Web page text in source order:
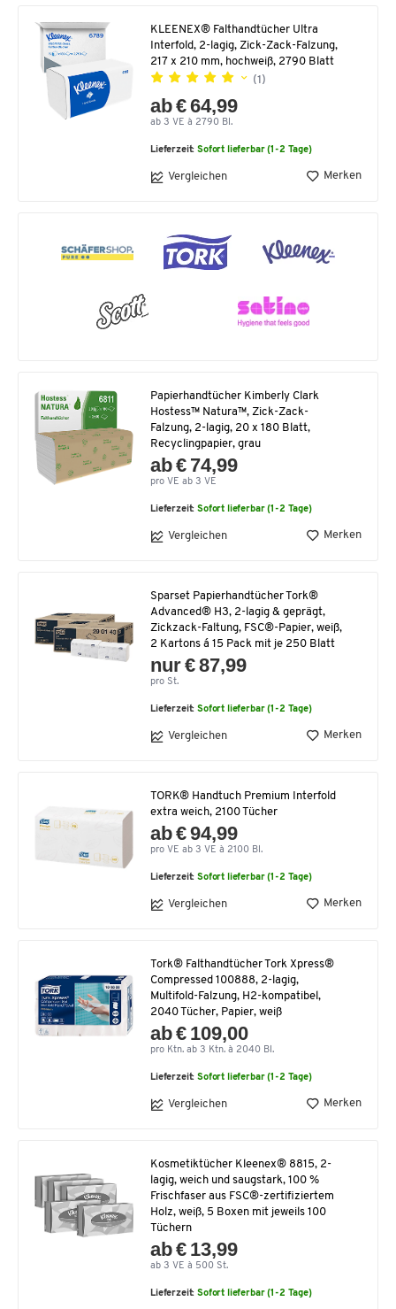
KLEENEX® Falthandtücher Ultra
Interfold, 2-lagig, Zick-Zack-Falzung,
217 x 210 mm, hochweiß, 2790 Blatt
(1)
ab € 64,99
ab 3 VE à 2790 Bl.
Lieferzeit:Sofort lieferbar (1-2 Tage)
Vergleichen Merken
Papierhandtücher Kimberly Clark
Hostess™ Natura™, Zick-Zack-
Falzung, 2-lagig, 20 x 180 Blatt,
Recyclingpapier, grau
ab € 74,99
pro VE ab 3 VE
Lieferzeit:Sofort lieferbar (1-2 Tage)
Vergleichen Merken
Sparset Papierhandtücher Tork®
Advanced® H3, 2-lagig & geprägt,
Zickzack-Faltung, FSC®-Papier, weiß,
2 Kartons á 15 Pack mit je 250 Blatt
nur € 87,99
pro St.
Lieferzeit:Sofort lieferbar (1-2 Tage)
Vergleichen Merken
TORK® Handtuch Premium Interfold
extra weich, 2100 Tücher
ab € 94,99
pro VE ab 3 VE à 2100 Bl.
Lieferzeit:Sofort lieferbar (1-2 Tage)
Vergleichen Merken
Tork® Falthandtücher Tork Xpress®
Compressed 100888, 2-lagig,
Multifold-Falzung, H2-kompatibel,
2040 Tücher, Papier, weiß
ab € 109,00
pro Ktn. ab 3 Ktn. à 2040 Bl.
Lieferzeit:Sofort lieferbar (1-2 Tage)
Vergleichen Merken
Kosmetiktücher Kleenex® 8815, 2-
lagig, weich und saugstark, 100 %
Frischfaser aus FSC®-zertifiziertem
Holz, weiß, 5 Boxen mit jeweils 100
Tüchern
ab € 13,99
ab 3 VE à 500 St.
Lieferzeit:Sofort lieferbar (1-2 Tage)